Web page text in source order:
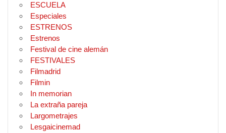
ESCUELA
Especiales
ESTRENOS
Estrenos
Festival de cine alemán
FESTIVALES
Filmadrid
Filmin
In memorian
La extraña pareja
Largometrajes
Lesgaicinemad